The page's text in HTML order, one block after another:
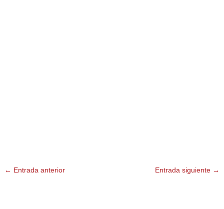
← Entrada anterior Entrada siguiente →